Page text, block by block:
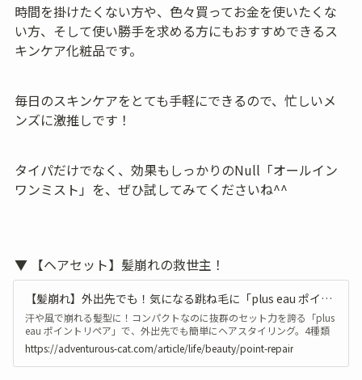
時間を掛けたくない方や、色々買ってお金を使いたくな
い方、そして使い勝手を求める方にもおすすめできるス
キンケア化粧品です。
毎日のスキンケアをとても手軽にできるので、忙しいメ
ンズに激推しです！
タイパだけでなく、効果もしっかりのNull「オールイン
ワンミスト」を、ぜひ試してみてくださいね^^
▼ 【ヘアセット】髪崩れの救世主！
【髪崩れ】外出先でも！気になる跳ね毛に「plus eau ポイントリペア」
汗や風で崩れる髪型に！コンパクトなのに抜群のセット力を誇る「plus
eau ポイントリペア」で、外出先でも簡単にヘアスタイリング。4種類
から選べて、アホ毛や前髪の立て直しも自由自在！持ち運びにぴったり
な救世主アイテムをご紹介
https://adventurous-cat.com/article/life/beauty/point-repair